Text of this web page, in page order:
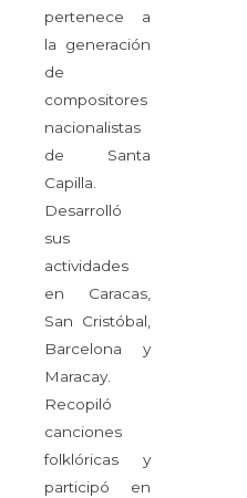
pertenece a
la generación
de
compositores
nacionalistas
de Santa
Capilla.
Desarrolló
sus
actividades
en Caracas,
San Cristóbal,
Barcelona y
Maracay.
Recopiló
canciones
folklóricas y
participó en